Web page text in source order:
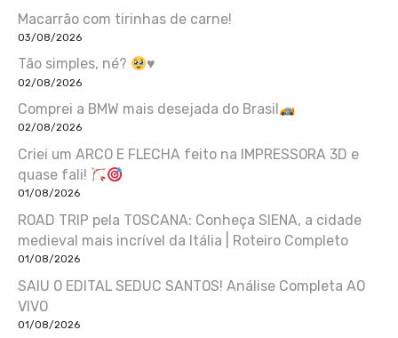
Macarrão com tirinhas de carne!
03/08/2026
Tão simples, né? ♥️
02/08/2026
Comprei a BMW mais desejada do Brasil
02/08/2026
Criei um ARCO E FLECHA feito na IMPRESSORA 3D e
quase fali!
01/08/2026
ROAD TRIP pela TOSCANA: Conheça SIENA, a cidade
medieval mais incrível da Itália | Roteiro Completo
01/08/2026
SAIU O EDITAL SEDUC SANTOS! Análise Completa AO
VIVO
01/08/2026